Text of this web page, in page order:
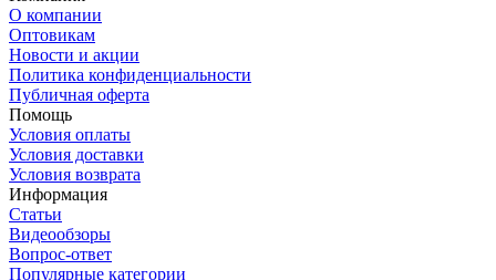
О компании
Оптовикам
Новости и акции
Политика конфиденциальности
Публичная оферта
Помощь
Условия оплаты
Условия доставки
Условия возврата
Информация
Статьи
Видеообзоры
Вопрос-ответ
Популярные категории